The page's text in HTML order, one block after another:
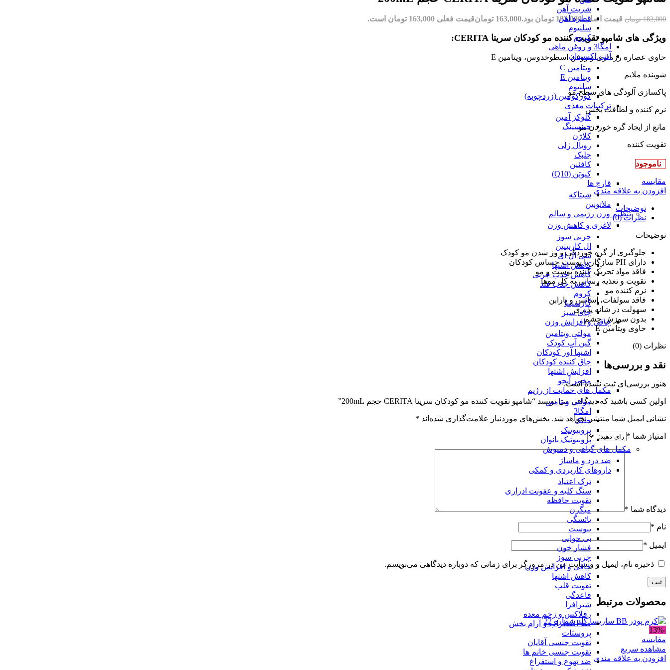
شربت آهن
قطره آهن
سلنیوم
کروم
امگا3 و روغن ماهی
آنتی اکسیدان
ویتامین C
ویتامین E
سلنیوم
کورکومین (زردچوبه)
ترکیبات مغذی
گلوکز آمین
جینسینگ
کلاژن
رویال ژلی
جلبک
کافئین
کیوتن (Q10)
قارچ ها
شیتاکه
ملاتونین
تنظیم وزن رژیمی و سالم
لاغری و کاهش وزن
چربی سوز
ال کارنیتین
سی ال ای
کاهش اشتها
کاهش جذب چربی
کاهش جذب قند
کروم
گارسینیا
چای سبز
چاقی و افزایش وزن
مولتی ویتامین
گین آپ کودک
اشتها آور کودکان
چاق کننده کودکان
افزایش اشتها
مخمر آبجو
مکمل های حمایت از رژیم
مولتی ویتامین
امگا3
جلبک
پروبیوتیک
پروبیوتیک بانوان
مکمل های گیاهی و دمنوش
ضد درد و ماساژ
داروهای کاربردی و کمکی
ترک اعتیاد
سنگ کلیه و عفونت ادراری
تقویت حافظه
میگرن
یائسگی
یبوست
بی خوابی
فشار خون
چربی سوز
چاقی و افزایش وزن
کاهش اشتها
تقویت قلب
قاعدگی
شیرافزا
رفلاکس و زخم معده
ضد اضطراب و آرام بخش
پروستات
تقویت جنسی آقایان
تقویت جنسی خانم ها
ضد تهوع و استفراغ
182,000 تومان قیمت اصلی 182,000 تومان بود. 163,000 تومانقیمت فعلی 163,000 تومان است.
ویژگی های شامپو تقویت کننده مو کودکان سریتا CERITA:
حاوی عصاره رزماری و روغن اسطوخدوس، ویتامین E
شوینده ملایم
پاکسازی آلودگی های سطح مو
نرم کننده و لطافت بخش
مانع از ایجاد گره خوردن مو
تقویت کننده
ناموجود
مقایسه
افزودن به علاقه مندی
توضیحات
نظرات (0)
توضیحات
جلوگیری از گره خوردگی و وز شدن مو کودک
دارای PH سازگار با پوست حساس کودکان
فاقد مواد تحریک کننده پوست و مو
تقویت و تغذیه رسانی به کل موها
نرم کننده مو
فاقد سولفات، اسانس و پارابن
سهولت در شانه پذیری
بدون سوزش چشم
حاوی ویتامین E
نظرات (0)
نقد و بررسی‌ها
هنوز بررسی‌ای ثبت نشده است.
اولین کسی باشید که دیدگاهی می نویسد “شامپو تقویت کننده مو کودکان سریتا CERITA حجم 200mL”
نشانی ایمیل شما منتشر نخواهد شد. بخش‌های موردنیاز علامت‌گذاری شده‌اند *
امتیاز شما *
دیدگاه شما *
نام *
ایمیل *
ذخیره نام، ایمیل و وبسایت من در مرورگر برای زمانی که دوباره دیدگاهی می‌نویسم.
محصولات مرتبط
-13%
مقایسه
مشاهده سریع
افزودن به علاقه مندی